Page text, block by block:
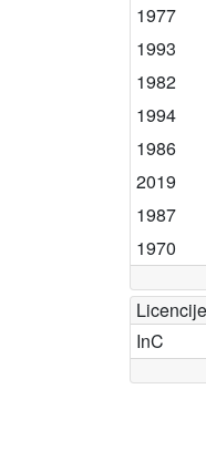
1977
1993
1982
1994
1986
2019
1987
1970
Licencije
InC